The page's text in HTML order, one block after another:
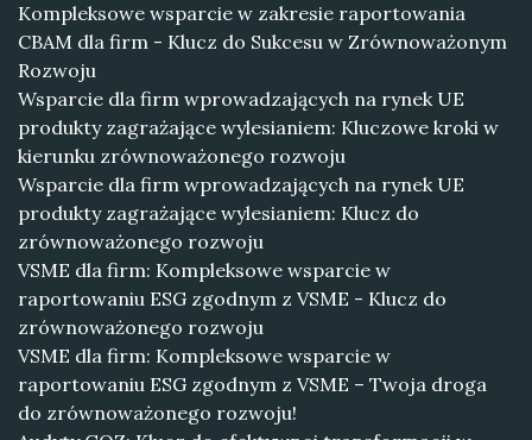
Kompleksowe wsparcie w zakresie raportowania
CBAM dla firm - Klucz do Sukcesu w Zrównoważonym
Rozwoju
Wsparcie dla firm wprowadzających na rynek UE
produkty zagrażające wylesianiem: Kluczowe kroki w
kierunku zrównoważonego rozwoju
Wsparcie dla firm wprowadzających na rynek UE
produkty zagrażające wylesianiem: Klucz do
zrównoważonego rozwoju
VSME dla firm: Kompleksowe wsparcie w
raportowaniu ESG zgodnym z VSME - Klucz do
zrównoważonego rozwoju
VSME dla firm: Kompleksowe wsparcie w
raportowaniu ESG zgodnym z VSME – Twoja droga
do zrównoważonego rozwoju!